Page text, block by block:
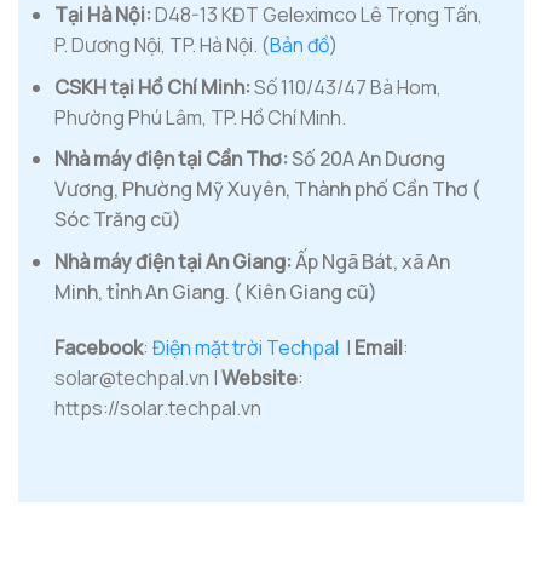
Tại Hà Nội:D48-13 KĐT Geleximco Lê Trọng Tấn,
P. Dương Nội, TP. Hà Nội. (Bản đồ)
CSKH tại Hồ Chí Minh:Số 110/43/47 Bà Hom,
Phường Phú Lâm, TP. Hồ Chí Minh.
Nhà máy điện tại Cần Thơ:Số 20A An Dương
Vương, Phường Mỹ Xuyên, Thành phố Cần Thơ (
Sóc Trăng cũ)
Nhà máy điện tại An Giang:Ấp Ngã Bát, xã An
Minh, tỉnh An Giang. ( Kiên Giang cũ)
Facebook: Điện mặt trời Techpal | Email:
solar@techpal.vn |Website:
https://solar.techpal.vn